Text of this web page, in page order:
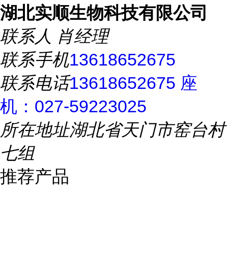
湖北实顺生物科技有限公司
联系人 肖经理
联系手机13618652675
联系电话13618652675 座
机：027-59223025
所在地址湖北省天门市窑台村
七组
推荐产品